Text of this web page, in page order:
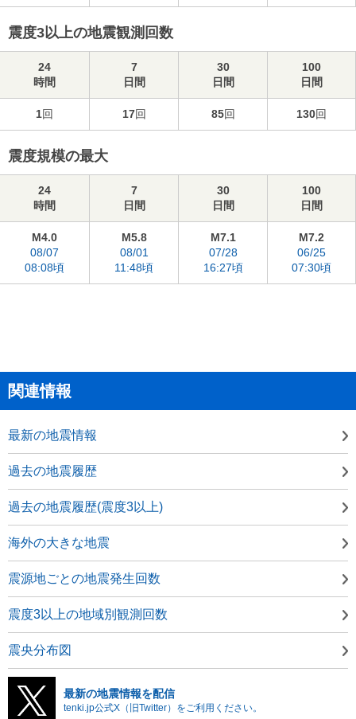
震度3以上の地震観測回数
24
時間
7
日間
30
日間
100
日間
1回 17回 85回 130回
震度規模の最大
24
時間
7
日間
30
日間
100
日間
M4.0
08/07
08:08頃
M5.8
08/01
11:48頃
M7.1
07/28
16:27頃
M7.2
06/25
07:30頃
関連情報
最新の地震情報
過去の地震履歴
過去の地震履歴(震度3以上)
海外の大きな地震
震源地ごとの地震発生回数
震度3以上の地域別観測回数
震央分布図
最新の地震情報を配信
tenki.jp公式X（旧Twitter）をご利用ください。